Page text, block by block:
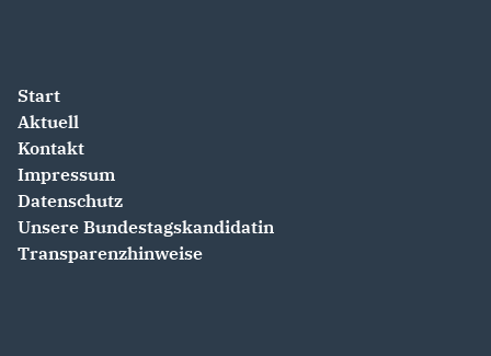
Start
Aktuell
Kontakt
Impressum
Datenschutz
Unsere Bundestagskandidatin
Transparenzhinweise